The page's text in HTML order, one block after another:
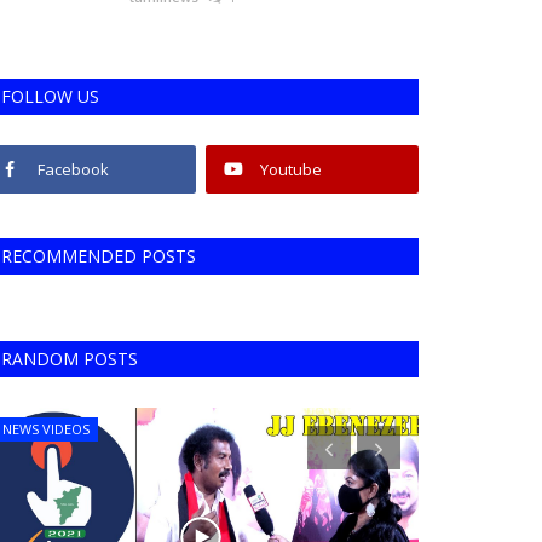
FOLLOW US
Facebook Youtube
RECOMMENDED POSTS
RANDOM POSTS
NEWS VIDEOS